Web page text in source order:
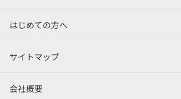
はじめての方へ
サイトマップ
会社概要